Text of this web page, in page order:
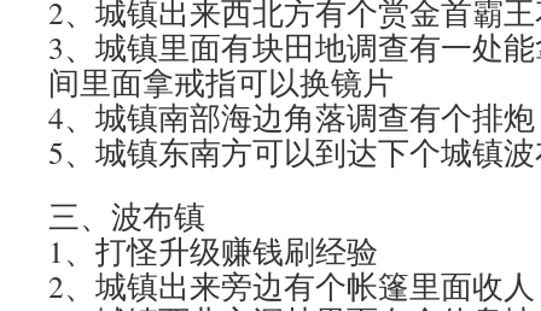
2、城镇出来西北方有个赏金首霸
3、城镇里面有块田地调查有一处
间里面拿戒指可以换镜片
4、城镇南部海边角落调查有个排炮
5、城镇东南方可以到达下个城镇
三、波布镇
1、打怪升级赚钱刷经验
2、城镇出来旁边有个帐篷里面收